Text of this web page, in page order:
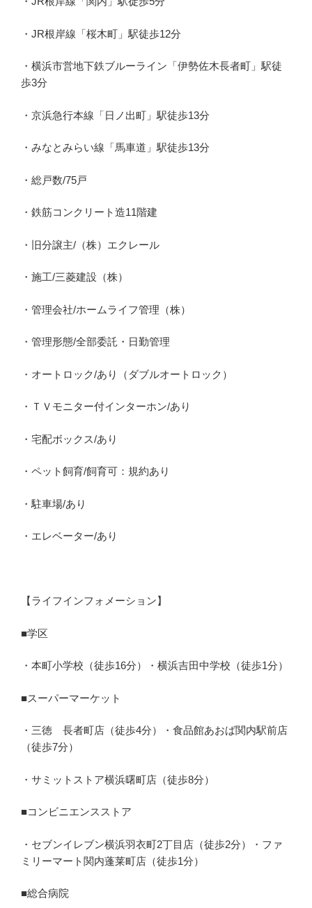
・JR根岸線「桜木町」駅徒歩12分
・横浜市営地下鉄ブルーライン「伊勢佐木長者町」駅徒
歩3分
・京浜急行本線「日ノ出町」駅徒歩13分
・みなとみらい線「馬車道」駅徒歩13分
・総戸数/75戸
・鉄筋コンクリート造11階建
・旧分譲主/（株）エクレール
・施工/三菱建設（株）
・管理会社/ホームライフ管理（株）
・管理形態/全部委託・日勤管理
・オートロック/あり（ダブルオートロック）
・ＴＶモニター付インターホン/あり
・宅配ボックス/あり
・ペット飼育/飼育可：規約あり
・駐車場/あり
・エレベーター/あり
【ライフインフォメーション】
■学区
・本町小学校（徒歩16分）・横浜吉田中学校（徒歩1分）
■スーパーマーケット
・三徳 長者町店（徒歩4分）・食品館あおば関内駅前店
（徒歩7分）
・サミットストア横浜曙町店（徒歩8分）
■コンビニエンスストア
・セブンイレブン横浜羽衣町2丁目店（徒歩2分）・ファ
ミリーマート関内蓬莱町店（徒歩1分）
■総合病院